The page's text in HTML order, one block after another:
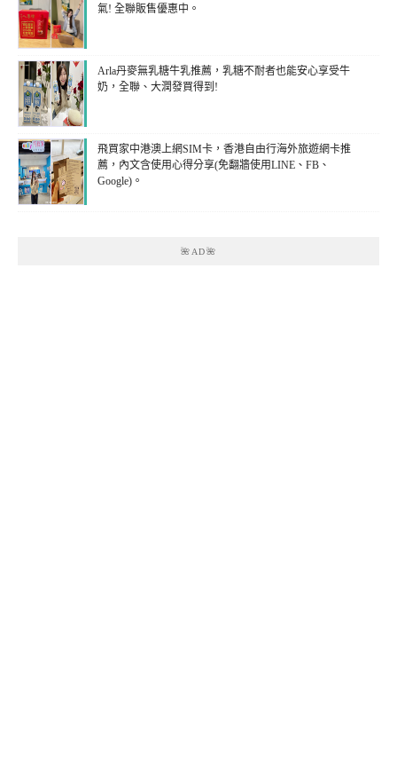
氣! 全聯販售優惠中。
Arla丹麥無乳糖牛乳推薦，乳糖不耐者也能安心享受牛
奶，全聯、大潤發買得到!
飛買家中港澳上網SIM卡，香港自由行海外旅遊網卡推
薦，內文含使用心得分享(免翻牆使用LINE、FB、
Google)。
🌺AD🌺